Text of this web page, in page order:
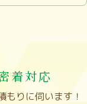
着対応
もりに伺います！